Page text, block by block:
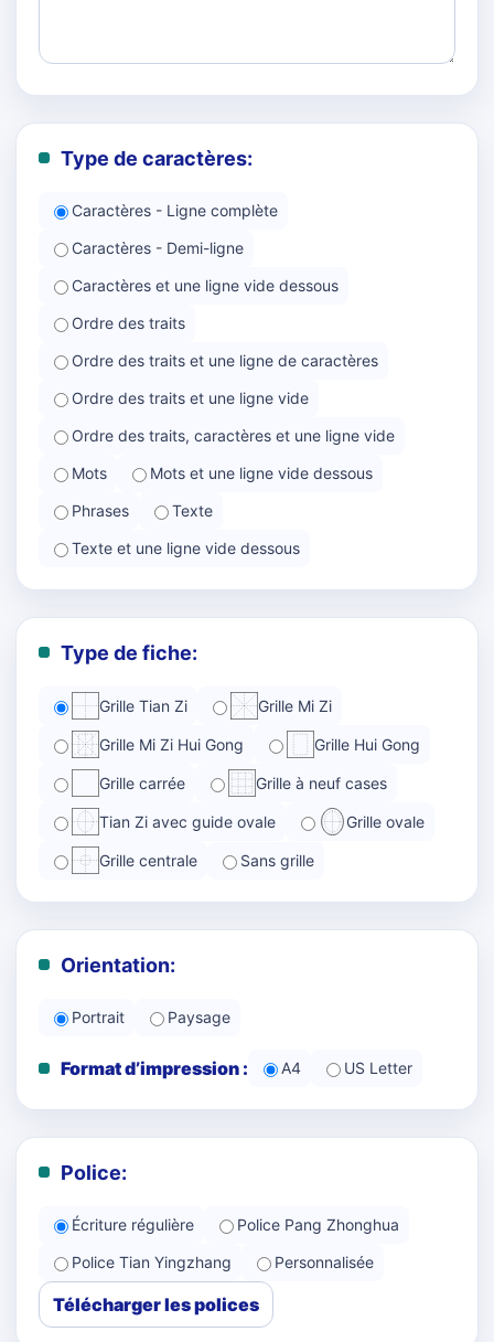
Type de caractères:
Caractères - Ligne complète
Caractères - Demi-ligne
Caractères et une ligne vide dessous
Ordre des traits
Ordre des traits et une ligne de caractères
Ordre des traits et une ligne vide
Ordre des traits, caractères et une ligne vide
Mots
Mots et une ligne vide dessous
Phrases
Texte
Texte et une ligne vide dessous
Type de fiche:
Grille Tian Zi Grille Mi Zi
Grille Mi Zi Hui Gong Grille Hui Gong
Grille carrée Grille à neuf cases
Tian Zi avec guide ovale Grille ovale
Grille centrale Sans grille
Orientation:
Portrait Paysage
Format d’impression : A4 US Letter
Police:
Écriture régulière
Police Pang Zhonghua
Police Tian Yingzhang
Personnalisée
Télécharger les polices